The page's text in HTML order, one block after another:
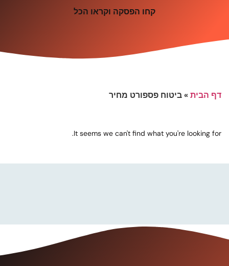
קחו הפסקה וקראו הכל
דף הבית»ביטוח פספורט מחיר
It seems we can't find what you're looking for.